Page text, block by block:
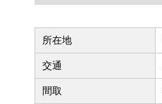
所在地
交通
間取